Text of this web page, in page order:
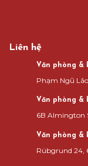
Liên hệ
Văn phòng &
Phạm Ngũ
Văn phòng &
6B Almington
Văn phòng &
Rübgrund 24,